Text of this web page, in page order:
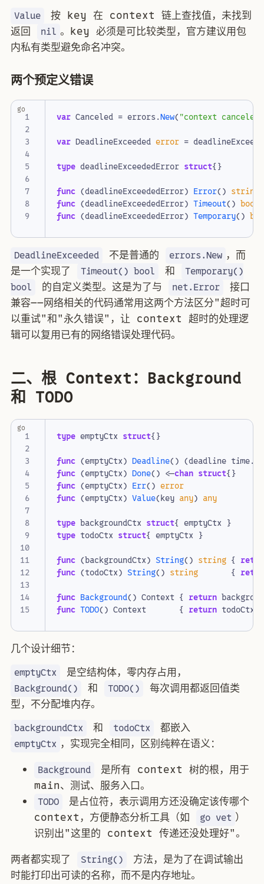
Value
按 key 在 context 链上查找值，未找到
返回
nil 。key 必须是可比较类型，官方建议用包
内私有类型避免命名冲突。
两个预定义错误
1
2
4
5
6
7
8
9
var Canceled = errors.New("context canceled"
var DeadlineExceeded error =
type deadlineExceededError struct{}
func (deadlineExceededError) Error() string
func (deadlineExceededError) Timeout() bool
func (deadlineExceededError) Temporary()
go
DeadlineExceeded 不是普通的 errors.New ，而
是一个实现了
Timeout() bool 和
Temporary()
bool
的自定义类型。这是为了与 net.Error
接口
兼容——网络相关的代码通常用这两个方法区分"超时可
以重试"和"永久错误"，让 context 超时的处理逻
辑可以复用已有的网络错误处理代码。
二、根 Context：Background
和 TODO
1
2
4
5
6
7
8
9
10
11
12
14
15
type emptyCtx struct{}
func (emptyCtx) Deadline() (deadline time.
func (emptyCtx) Done() <-chan struct{}
func (emptyCtx) Err() error
func (emptyCtx) Value(key any) any
type backgroundCtx struct{ emptyCtx }
type todoCtx struct{ emptyCtx }
func (backgroundCtx) String() string {
func (todoCtx) String() string {
func Background() Context { return
func TODO() Context { return todoCtx
go
几个设计细节：
emptyCtx 是空结构体，零内存占用，
Background() 和 TODO()
每次调用都返回值类
型，不分配堆内存。
backgroundCtx 和 todoCtx 都嵌入
emptyCtx ，实现完全相同，区别纯粹在语义：
Background
是所有 context 树的根，用于
main、测试、服务入口。
TODO
是占位符，表示调用方还没确定该传哪个
context，方便静态分析工具（如
go vet ）
识别出"这里的 context 传递还没处理好"。
两者都实现了
String()
方法，是为了在调试输出
时能打印出可读的名称，而不是内存地址。